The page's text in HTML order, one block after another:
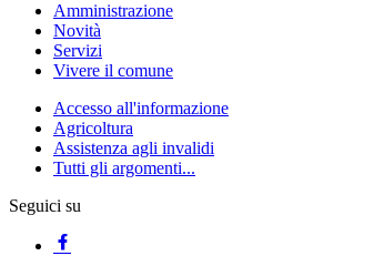
Amministrazione
Novità
Servizi
Vivere il comune
Accesso all'informazione
Agricoltura
Assistenza agli invalidi
Tutti gli argomenti...
Seguici su